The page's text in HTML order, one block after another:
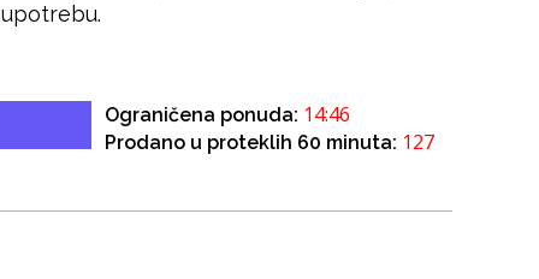
Ograničena ponuda: 14:46
Prodano u proteklih 60 minuta: 127